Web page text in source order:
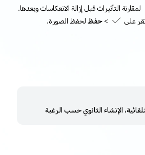
لمقارنة التأثيرات قبل إزالة الانعكاسات وبعدها.
على
> حفظلحفظ الصورة.
الإنشاء الثانوي حسب الرغبة